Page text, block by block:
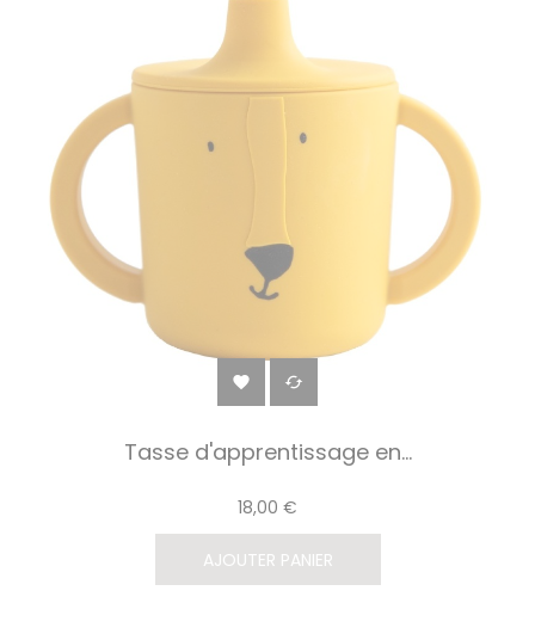
 
Tasse d'apprentissage en...
18,00 €
AJOUTER PANIER